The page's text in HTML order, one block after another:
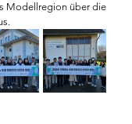
Modellregion über die